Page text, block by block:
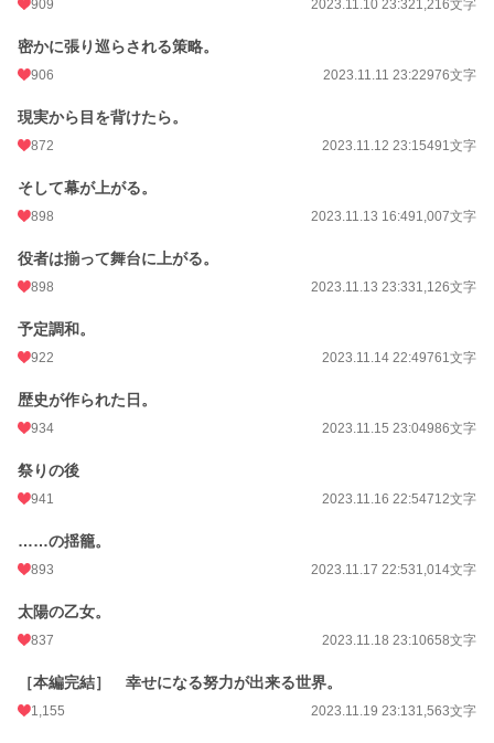
909 2023.11.10 23:321,216文字
密かに張り巡らされる策略。
906 2023.11.11 23:22976文字
現実から目を背けたら。
872 2023.11.12 23:15491文字
そして幕が上がる。
898 2023.11.13 16:491,007文字
役者は揃って舞台に上がる。
898 2023.11.13 23:331,126文字
予定調和。
922 2023.11.14 22:49761文字
歴史が作られた日。
934 2023.11.15 23:04986文字
祭りの後
941 2023.11.16 22:54712文字
……の揺籠。
893 2023.11.17 22:531,014文字
太陽の乙女。
837 2023.11.18 23:10658文字
［本編完結］ 幸せになる努力が出来る世界。
1,155 2023.11.19 23:131,563文字